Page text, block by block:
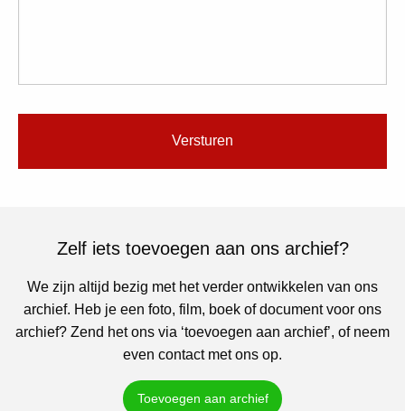
Zelf iets toevoegen aan ons archief?
We zijn altijd bezig met het verder ontwikkelen van ons
archief. Heb je een foto, film, boek of document voor ons
archief? Zend het ons via ‘toevoegen aan archief’, of neem
even contact met ons op.
Toevoegen aan archief